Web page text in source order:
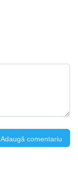
Adaugă comentariu